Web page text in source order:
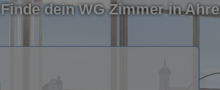
Finde dein WG Zimmer in